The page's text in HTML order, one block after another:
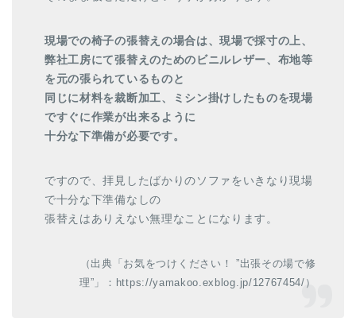
現場での椅子の張替えの場合は、現場で採寸の上、
弊社工房にて張替えのためのビニルレザー、布地等
を元の張られているものと
同じに材料を裁断加工、ミシン掛けしたものを現場
ですぐに作業が出来るように
十分な下準備が必要です。
ですので、拝見したばかりのソファをいきなり現場
で十分な下準備なしの
張替えはありえない無理なことになります。
（出典「お気をつけください！ ”出張その場で修
理”」：https://yamakoo.exblog.jp/12767454/）